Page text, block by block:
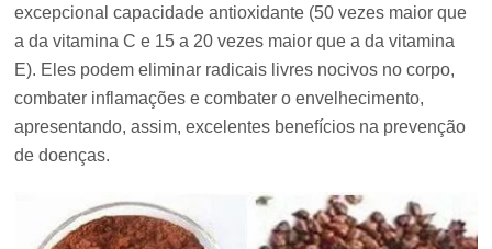
excepcional capacidade antioxidante (50 vezes maior que
a da vitamina C e 15 a 20 vezes maior que a da vitamina
E). Eles podem eliminar radicais livres nocivos no corpo,
combater inflamações e combater o envelhecimento,
apresentando, assim, excelentes benefícios na prevenção
de doenças.